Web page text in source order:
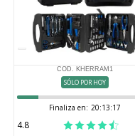
COD. KHERRAM1
SÓLO POR HOY
Finaliza en: 20:13:16
4.8